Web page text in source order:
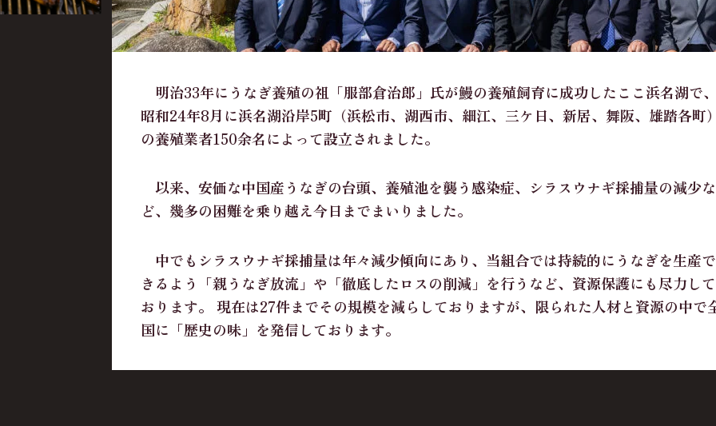
明治33年にうなぎ養殖の祖「服部倉治郎」氏が鰻の養殖飼育に成功したここ浜名湖で
昭和24年8月に浜名湖沿岸5町（浜松市、湖西市、細江、三ケ日、新居、舞阪、雄踏各町
の養殖業者150余名によって設立されました。
以来、安価な中国産うなぎの台頭、養殖池を襲う感染症、シラスウナギ採捕量の減少な
ど、幾多の困難を乗り越え今日までまいりました。
中でもシラスウナギ採捕量は年々減少傾向にあり、当組合では持続的にうなぎを生産で
きるよう「親うなぎ放流」や「徹底したロスの削減」を行うなど、資源保護にも尽力して
おります。 現在は27件までその規模を減らしておりますが、限られた人材と資源の中で
国に「歴史の味」を発信しております。